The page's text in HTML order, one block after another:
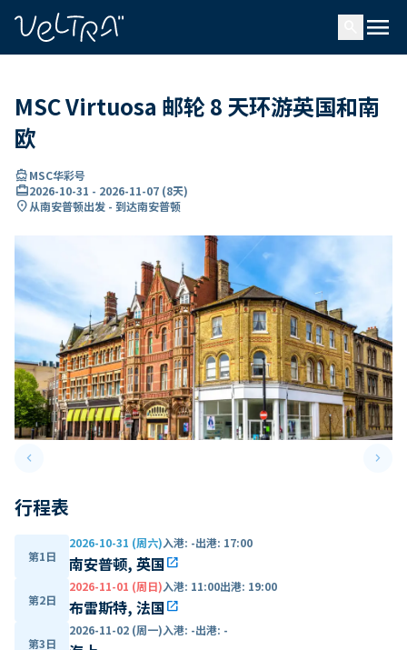
menu
MSC Virtuosa 邮轮 8 天环游英国和南
欧
directions_boatMSC华彩号
card_travel2026-10-31 - 2026-11-07 (8天)
location_on从南安普顿出发 - 到达南安普顿
keyboard_arrow_leftPrevious slide keyboard_arrow_right
行程表
第1日
2026-10-31 (周六)入港: -出港: 17:00
南安普顿, 英国open_in_new
第2日
2026-11-01 (周日)入港: 11:00出港: 19:00
布雷斯特, 法国open_in_new
第3日
2026-11-02 (周一)入港: -出港: -